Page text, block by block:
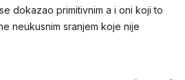
dokazao primitivnim a i oni koji to
neukusnim sranjem koje nije